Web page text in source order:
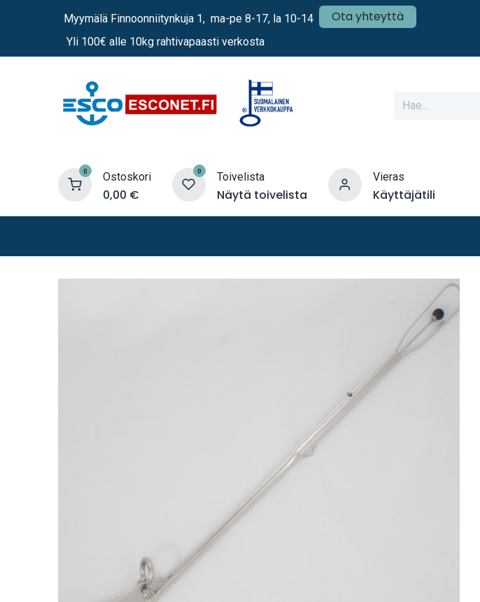
Myymälä Finnoonniitynkuja 1, ma-pe 8-17, la 10-14 Ota yhteyttä
Yli 100€ alle 10kg rahtivapaasti verkosta
0 Ostoskori
0,00 €
0 Toivelista
Näytä toivelista
Vieras
Käyttäjätili